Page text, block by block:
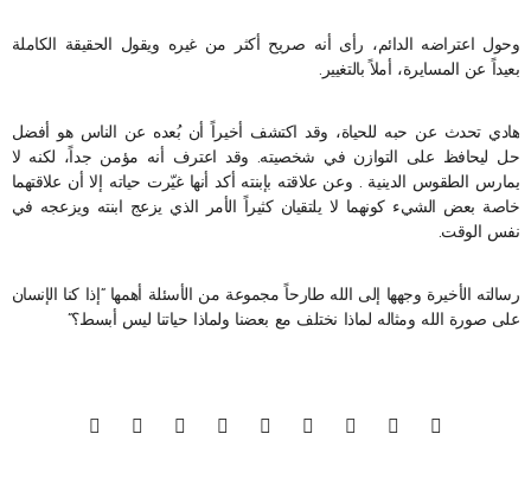
وحول اعتراضه الدائم، رأى أنه صريح أكثر من غيره ويقول الحقيقة الكاملة
بعيداً عن المسايرة، أملاً بالتغيير.
هادي تحدث عن حبه للحياة، وقد اكتشف أخيراً أن بُعده عن الناس هو أفضل
حل ليحافظ على التوازن في شخصيته. وقد اعترف أنه مؤمن جداً، لكنه لا
يمارس الطقوس الدينية . وعن علاقته بإبنته أكد أنها غيّرت حياته إلا أن علاقتهما
خاصة بعض الشيء كونهما لا يلتقيان كثيراً الأمر الذي يزعج ابنته ويزعجه في
نفس الوقت.
رسالته الأخيرة وجهها إلى الله طارحاً مجموعة من الأسئلة أهمها “إذا كنا الإنسان
على صورة الله ومثاله لماذا نختلف مع بعضنا ولماذا حياتنا ليس أبسط؟”